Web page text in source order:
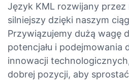
Język KML rozwijany przez
silniejszy dzięki naszym
Przywiązujemy dużą wagę
potencjału i podejmowania
innowacji
dobrej pozycji, aby